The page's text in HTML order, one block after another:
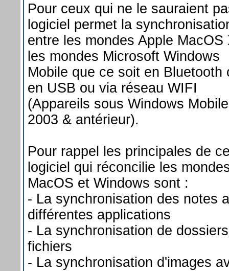
Pour ceux qui ne le sauraient
logiciel permet la
entre les mondes Apple MacOS
les mondes Microsoft Windows
Mobile que ce soit en Bluetooth
en USB ou via réseau WIFI
(Appareils sous Windows Mobile
2003 & antérieur).
Pour rappel les principales de
logiciel qui réconcilie les
MacOS et Windows sont :
- La synchronisation des notes
différentes applications
- La synchronisation de
fichiers
- La synchronisation d'images